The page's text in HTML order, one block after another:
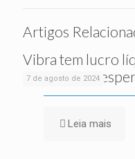
Artigos
7 de agosto de 2024
Vibra tem lucro
tri, acima do
Leia mais